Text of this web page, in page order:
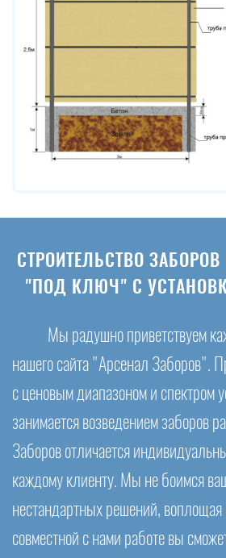
СТРОИТЕЛЬСТВО
"ПОД КЛЮЧ" С
Мы радушно приветствуем
нашего сайта "Арсенал Заборов".
с ценовым диапазоном и спектром
занимается возведением заборов
Заборов отличается
каждому клиенту. Мы не боимся
нестандартных решений,
совместной с нами работе вы